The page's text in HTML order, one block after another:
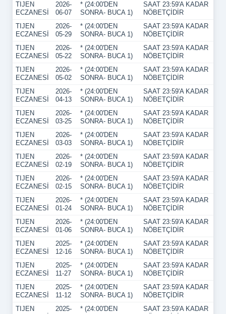
TIJEN
ECZANESİ
2026-
06-07
* (24:00'DEN
SONRA- BUCA 1)
SAAT 23:59'A KADAR
NÖBETÇİDİR
TIJEN
ECZANESİ
2026-
05-29
* (24:00'DEN
SONRA- BUCA 1)
SAAT 23:59'A KADAR
NÖBETÇİDİR
TIJEN
ECZANESİ
2026-
05-22
* (24:00'DEN
SONRA- BUCA 1)
SAAT 23:59'A KADAR
NÖBETÇİDİR
TIJEN
ECZANESİ
2026-
05-02
* (24:00'DEN
SONRA- BUCA 1)
SAAT 23:59'A KADAR
NÖBETÇİDİR
TIJEN
ECZANESİ
2026-
04-13
* (24:00'DEN
SONRA- BUCA 1)
SAAT 23:59'A KADAR
NÖBETÇİDİR
TIJEN
ECZANESİ
2026-
03-25
* (24:00'DEN
SONRA- BUCA 1)
SAAT 23:59'A KADAR
NÖBETÇİDİR
TIJEN
ECZANESİ
2026-
03-03
* (24:00'DEN
SONRA- BUCA 1)
SAAT 23:59'A KADAR
NÖBETÇİDİR
TIJEN
ECZANESİ
2026-
02-19
* (24:00'DEN
SONRA- BUCA 1)
SAAT 23:59'A KADAR
NÖBETÇİDİR
TIJEN
ECZANESİ
2026-
02-15
* (24:00'DEN
SONRA- BUCA 1)
SAAT 23:59'A KADAR
NÖBETÇİDİR
TIJEN
ECZANESİ
2026-
01-24
* (24:00'DEN
SONRA- BUCA 1)
SAAT 23:59'A KADAR
NÖBETÇİDİR
TIJEN
ECZANESİ
2026-
01-06
* (24:00'DEN
SONRA- BUCA 1)
SAAT 23:59'A KADAR
NÖBETÇİDİR
TIJEN
ECZANESİ
2025-
12-16
* (24:00'DEN
SONRA- BUCA 1)
SAAT 23:59'A KADAR
NÖBETÇİDİR
TIJEN
ECZANESİ
2025-
11-27
* (24:00'DEN
SONRA- BUCA 1)
SAAT 23:59'A KADAR
NÖBETÇİDİR
TIJEN
ECZANESİ
2025-
11-12
* (24:00'DEN
SONRA- BUCA 1)
SAAT 23:59'A KADAR
NÖBETÇİDİR
TIJEN
2025-
* (24:00'DEN
SAAT 23:59'A KADAR